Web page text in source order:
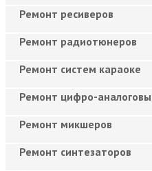
Ремонт ресиверов
Ремонт радиотюнеров
Ремонт систем караоке
Ремонт цифро-
Ремонт микшеров
Ремонт синтезаторов